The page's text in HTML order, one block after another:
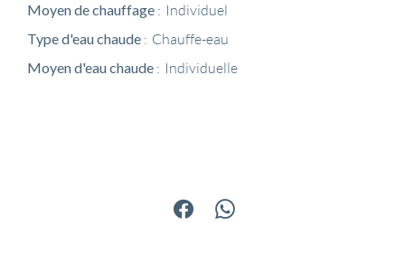
Moyen de chauffage Individuel
Type d'eau chaude Chauffe-eau
Moyen d'eau chaude Individuelle